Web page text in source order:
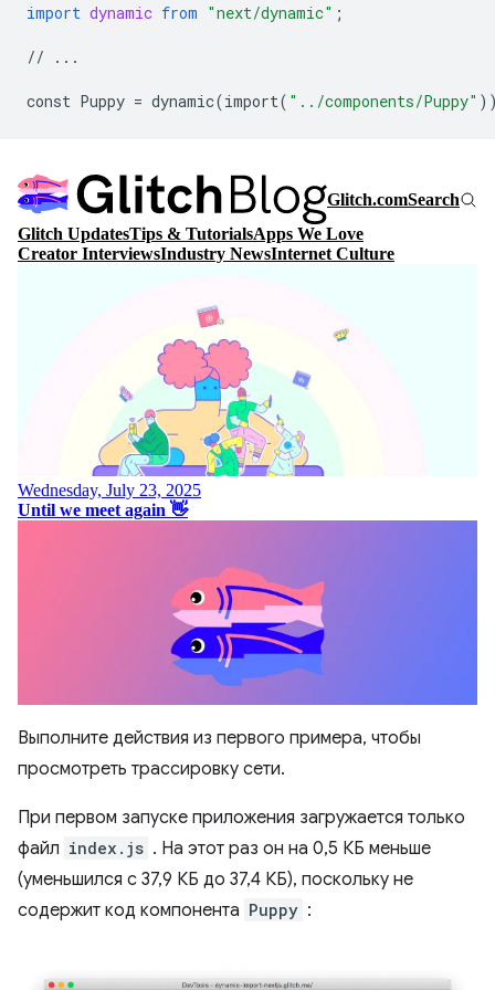
import dynamic from "next/dynamic" ;
// ...
const Puppy = dynamic(import( "../components/Puppy"
Выполните действия из первого примера, чтобы
просмотреть трассировку сети.
При первом запуске приложения загружается только
файл index.js . На этот раз он на 0,5 КБ меньше
(уменьшился с 37,9 КБ до 37,4 КБ), поскольку не
содержит код компонента Puppy :